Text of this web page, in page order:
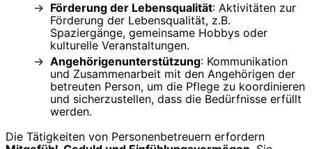
Förderung der Lebensqualität: Aktivitäten zur
Förderung der Lebensqualität, z.B.
Spaziergänge, gemeinsame Hobbys oder
kulturelle Veranstaltungen.
Angehörigenunterstützung: Kommunikation
und Zusammenarbeit mit den Angehörigen der
betreuten Person, um die Pflege zu koordinieren
und sicherzustellen, dass die Bedürfnisse erfüllt
werden.
Die Tätigkeiten von Personenbetreuern erfordern